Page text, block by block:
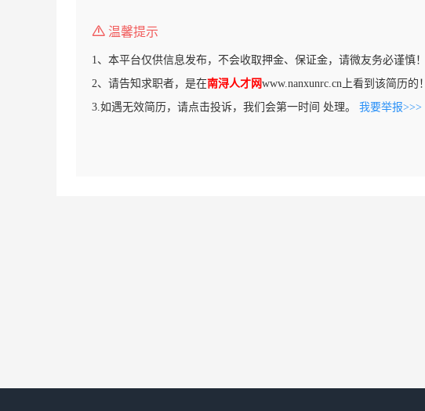
温馨提示
1、本平台仅供信息发布，不会收取押金、保证金，请微友务必谨慎！
2、请告知求职者，是在南浔人才网www.nanxunrc.cn上看到该简历的！
3.如遇无效简历，请点击投诉，我们会第一时间 处理。 我要举报>>>